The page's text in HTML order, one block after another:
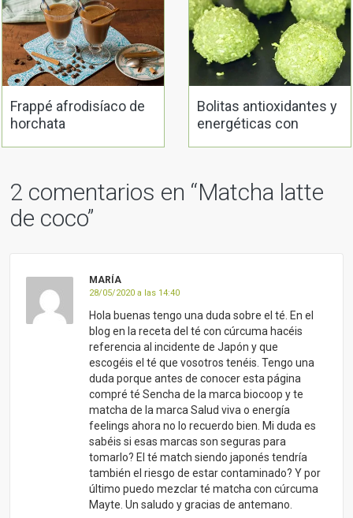
Frappé afrodisíaco de
horchata
Bolitas antioxidantes y
energéticas con
2 comentarios en “Matcha latte
de coco”
MARÍA
28/05/2020 a las 14:40
Hola buenas tengo una duda sobre el té. En el
blog en la receta del té con cúrcuma hacéis
referencia al incidente de Japón y que
escogéis el té que vosotros tenéis. Tengo una
duda porque antes de conocer esta página
compré té Sencha de la marca biocoop y te
matcha de la marca Salud viva o energía
feelings ahora no lo recuerdo bien. Mi duda es
sabéis si esas marcas son seguras para
tomarlo? El té match siendo japonés tendría
también el riesgo de estar contaminado? Y por
último puedo mezclar té matcha con cúrcuma
Mayte. Un saludo y gracias de antemano.